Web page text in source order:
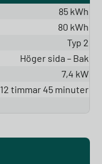
85 kWh
80 kWh
Typ 2
Höger sida – Bak
7,4 kW
12 timmar 45 minuter